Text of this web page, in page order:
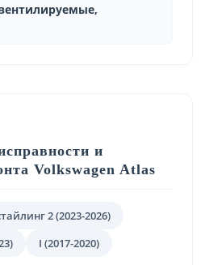
и
Volkswagen Atlas
2 (2023-2026)
I (2017-2020)